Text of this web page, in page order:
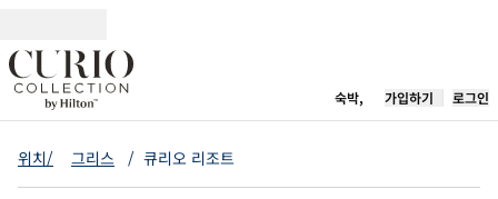
숙박, 새 탭 열림
가입하기 로그인
위치/ 그리스 / 큐리오 리조트